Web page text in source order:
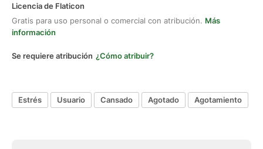
Licencia de Flaticon
Gratis para uso personal o comercial con atribución. Más
información
Se requiere atribución ¿Cómo atribuir?
Estrés Usuario Cansado Agotado Agotamiento